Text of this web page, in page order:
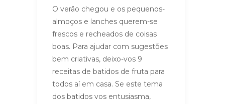
O verão chegou e os pequenos-
almoços e lanches querem-se
frescos e recheados de coisas
boas. Para ajudar com sugestões
bem criativas, deixo-vos 9
receitas de batidos de fruta para
todos aí em casa. Se este tema
dos batidos vos entusiasma,